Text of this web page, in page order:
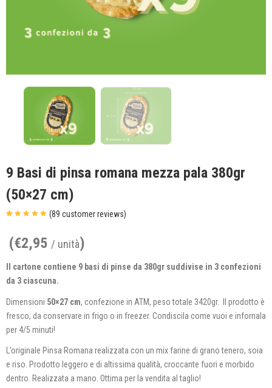
9 Basi di pinsa romana mezza pala 380gr
(50×27 cm)
base di
recensioni
(89 customer reviews)
(€2,95 / unità)
Il cartone contiene 9 basi di pinse da 380gr suddivise in 3 confezioni
da 3 ciascuna.
Dimensioni 50×27 cm, confezione in ATM, peso totale 3420gr. Il prodotto è
fresco, da conservare in frigo o in freezer. Condiscila come vuoi e infornala
per 4/5 minuti!
L’originale Pinsa Romana realizzata con un mix farine di grano tenero, soia
e riso. Prodotto leggero e di altissima qualità, croccante fuori e morbido
dentro. Realizzata a mano. Ottima per la vendita al taglio!